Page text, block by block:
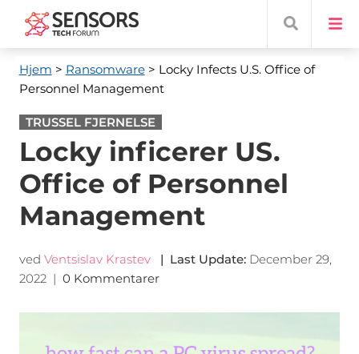
Hjem > Ransomware> Locky Infects U.S. Office of
Personnel Management
TRUSSEL FJERNELSE
Locky inficerer US.
Office of Personnel
Management
ved Ventsislav Krastev | Last Update: December 29,
2022| 0 Kommentarer